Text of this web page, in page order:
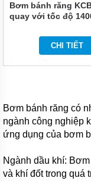
HỆ
Bơm bánh răng
quay với tốc độ
CHI TIẾT
Bơm bánh răng có
ngành công nghiệp
ứng dụng của bơm
Ngành dầu khí:
và khí đốt trong quá